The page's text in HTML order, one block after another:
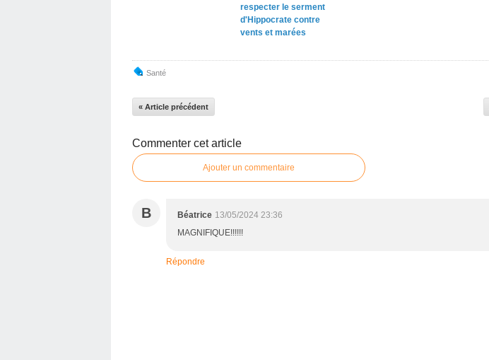
respecter le serment
d'Hippocrate contre
vents et marées
Santé
« Article précédent
Commenter cet article
Ajouter un commentaire
B Béatrice 13/05/2024 23:36
MAGNIFIQUE!!!!!!
Répondre